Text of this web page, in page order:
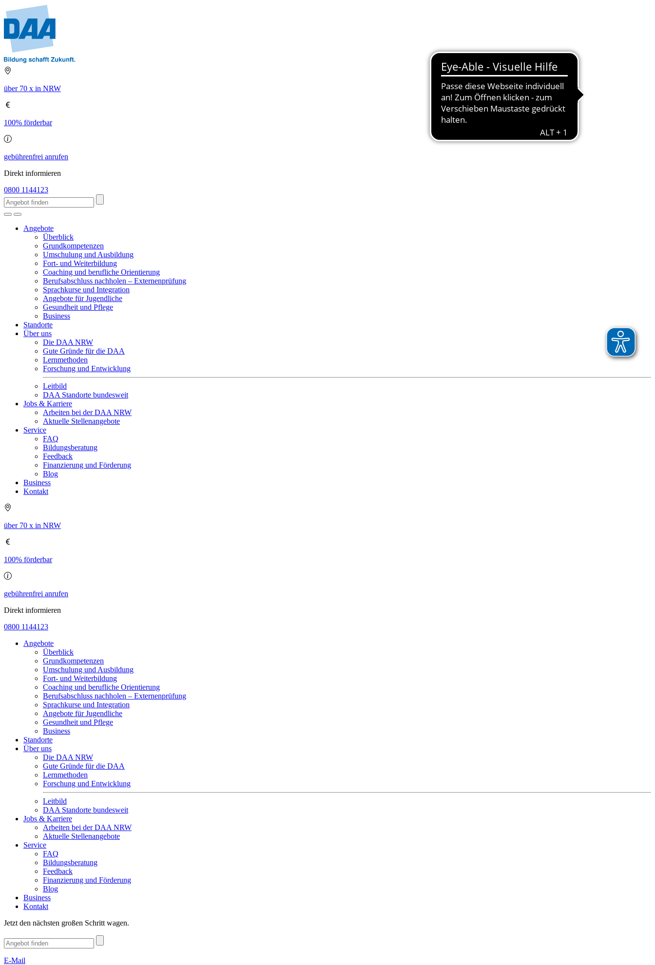
über 70 x in NRW
100% förderbar
gebührenfrei anrufen
Direkt informieren
0800 1144123
Angebote
Überblick
Grundkompetenzen
Umschulung und Ausbildung
Fort- und Weiterbildung
Coaching und berufliche Orientierung
Berufsabschluss nachholen – Externenprüfung
Sprachkurse und Integration
Angebote für Jugendliche
Gesundheit und Pflege
Business
Standorte
Über uns
Die DAA NRW
Gute Gründe für die DAA
Lernmethoden
Forschung und Entwicklung
Leitbild
DAA Standorte bundesweit
Jobs & Karriere
Arbeiten bei der DAA NRW
Aktuelle Stellenangebote
Service
FAQ
Bildungsberatung
Feedback
Finanzierung und Förderung
Blog
Business
Kontakt
über 70 x in NRW
100% förderbar
gebührenfrei anrufen
Direkt informieren
0800 1144123
Angebote
Überblick
Grundkompetenzen
Umschulung und Ausbildung
Fort- und Weiterbildung
Coaching und berufliche Orientierung
Berufsabschluss nachholen – Externenprüfung
Sprachkurse und Integration
Angebote für Jugendliche
Gesundheit und Pflege
Business
Standorte
Über uns
Die DAA NRW
Gute Gründe für die DAA
Lernmethoden
Forschung und Entwicklung
Leitbild
DAA Standorte bundesweit
Jobs & Karriere
Arbeiten bei der DAA NRW
Aktuelle Stellenangebote
Service
FAQ
Bildungsberatung
Feedback
Finanzierung und Förderung
Blog
Business
Kontakt
Jetzt den nächsten großen Schritt wagen.
E-Mail